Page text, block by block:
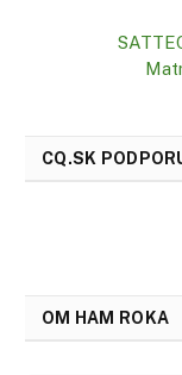
CQ.SK
OM HAM ROKA